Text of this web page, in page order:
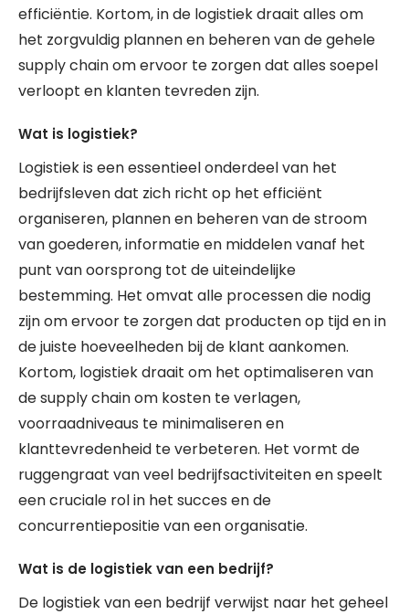
efficiëntie. Kortom, in de logistiek draait alles om
het zorgvuldig plannen en beheren van de gehele
supply chain om ervoor te zorgen dat alles soepel
verloopt en klanten tevreden zijn.
Wat is logistiek?
Logistiek is een essentieel onderdeel van het
bedrijfsleven dat zich richt op het efficiënt
organiseren, plannen en beheren van de stroom
van goederen, informatie en middelen vanaf het
punt van oorsprong tot de uiteindelijke
bestemming. Het omvat alle processen die nodig
zijn om ervoor te zorgen dat producten op tijd en in
de juiste hoeveelheden bij de klant aankomen.
Kortom, logistiek draait om het optimaliseren van
de supply chain om kosten te verlagen,
voorraadniveaus te minimaliseren en
klanttevredenheid te verbeteren. Het vormt de
ruggengraat van veel bedrijfsactiviteiten en speelt
een cruciale rol in het succes en de
concurrentiepositie van een organisatie.
Wat is de logistiek van een bedrijf?
De logistiek van een bedrijf verwijst naar het geheel